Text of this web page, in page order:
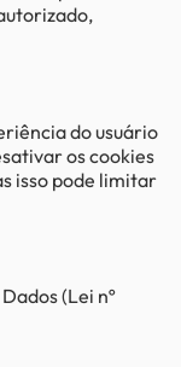
do usuário
os cookies
isso pode limitar
(Lei nº